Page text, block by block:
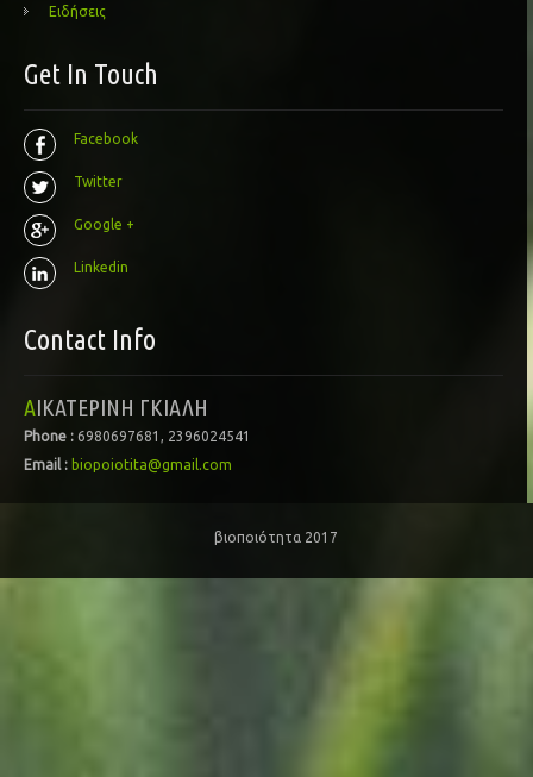
Ειδήσεις
Get In Touch
Facebook
Twitter
Google +
Linkedin
Contact Info
ΑΙΚΑΤΕΡΙΝΗ ΓΚΙΑΛΗ
Phone : 6980697681, 2396024541
Email : biopoiotita@gmail.com
βιοποιότητα 2017